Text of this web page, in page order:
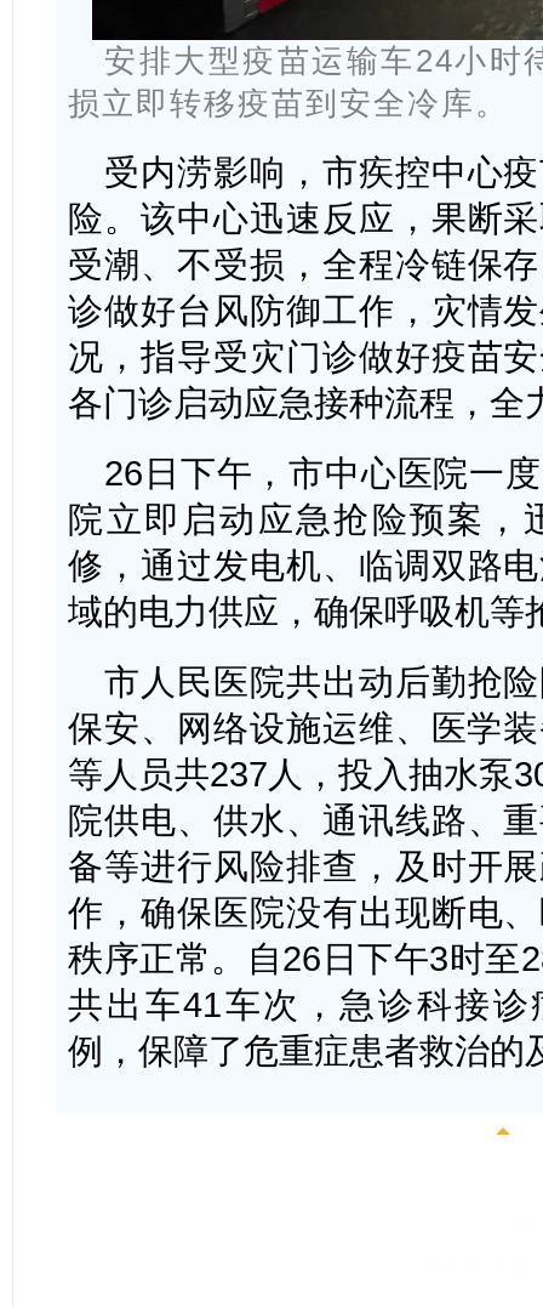
安排大型疫苗运输车24小时
损立即转移疫苗到安全冷库。
受内涝影响，市疾控中心
险。该中心迅速反应，果断
受潮、不受损，全程冷链保
诊做好台风防御工作，灾情
况，指导受灾门诊做好疫苗
各门诊启动应急接种流程，全
26日下午，市中心医院一
院立即启动应急抢险预案，
修，通过发电机、临调双路
域的电力供应，确保呼吸机等
市人民医院共出动后勤抢
保安、网络设施运维、医学
等人员共237人，投入抽水泵
院供电、供水、通讯线路、
备等进行风险排查，及时开
作，确保医院没有出现断电
秩序正常。自26日下午3时至
共出车41车次，急诊科接
例，保障了危重症患者救治的